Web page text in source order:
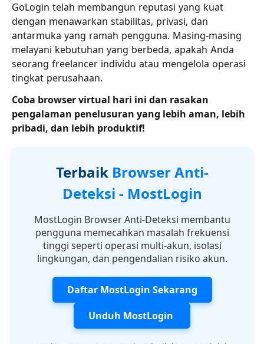
GoLogin telah membangun reputasi yang kuat
dengan menawarkan stabilitas, privasi, dan
antarmuka yang ramah pengguna. Masing-masing
melayani kebutuhan yang berbeda, apakah Anda
seorang freelancer individu atau mengelola operasi
tingkat perusahaan.
Coba browser virtual hari ini dan rasakan
pengalaman penelusuran yang lebih aman, lebih
pribadi, dan lebih produktif!
Terbaik Browser Anti-
Deteksi - MostLogin
MostLogin Browser Anti-Deteksi membantu
pengguna memecahkan masalah frekuensi
tinggi seperti operasi multi-akun, isolasi
lingkungan, dan pengendalian risiko akun.
Daftar MostLogin Sekarang
Unduh MostLogin